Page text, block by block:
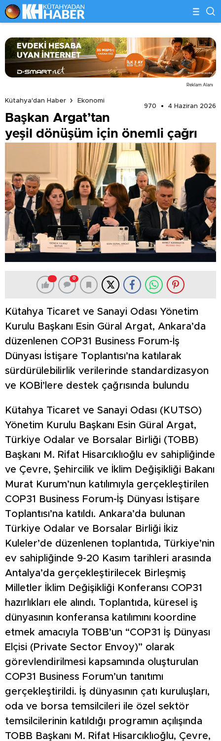
Reklam Alanı
Kütahya'dan Haber
Ekonomi
970
4 Haziran 2026
Başkan Argat’tan
yeşil dönüşüm için önemli çağrı
0
Kütahya Ticaret ve Sanayi Odası Yönetim
Kurulu Başkanı Esin Güral Argat, Ankara’da
düzenlenen COP31 Business Forum-İş
Dünyası İstişare Toplantısı’na katılarak
sürdürülebilirlik verilerinde standardizasyon
ve KOBİ’lere destek çağrısında bulundu
Kütahya Ticaret ve Sanayi Odası (KUTSO)
Yönetim Kurulu Başkanı Esin Güral Argat,
Türkiye Odalar ve Borsalar Birliği (TOBB)
Başkanı M. Rifat Hisarcıklıoğlu ev sahipliğinde
ve Çevre, Şehircilik ve İklim Değişikliği Bakanı
Murat Kurum’nun katılımıyla gerçekleştirilen
COP31 Business Forum-İş Dünyası İstişare
Toplantısı’na katıldı. Ankara’da bulunan
Türkiye Odalar ve Borsalar Birliği İkiz
Kuleler’de düzenlenen toplantıda, Türkiye’nin
ev sahipliğinde 9-20 Kasım tarihleri arasında
Antalya’da gerçekleştirilecek Birleşmiş
Milletler İklim Değişikliği Konferansı COP31
hazırlıkları ele alındı. Toplantıda, küresel iş
dünyasının konferansa katılımını koordine
etmek amacıyla TOBB’un “COP31 İş Dünyası
Elçisi (Private Sector Envoy)” olarak
görevlendirilmesi kapsamında oluşturulan
COP31 Business Forum’un tanıtımı
gerçekleştirildi. İş dünyasının çatı kuruluşları,
oda ve borsa temsilcileri ile özel sektör
temsilcilerinin katıldığı programın açılışında
TOBB Başkanı M. Rifat Hisarcıklıoğlu, Çevre,